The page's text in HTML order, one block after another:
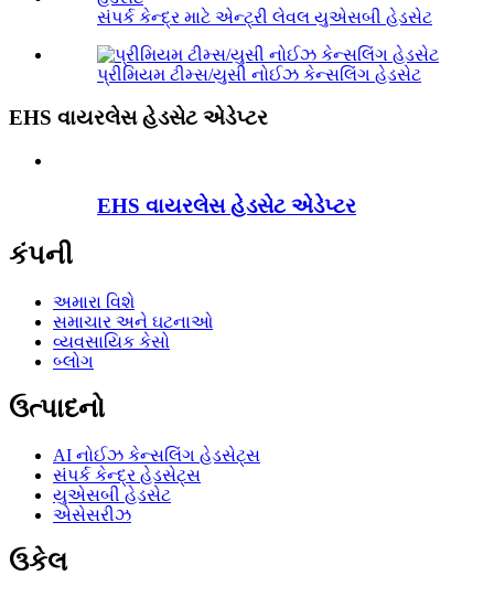
સંપર્ક કેન્દ્ર માટે એન્ટ્રી લેવલ યુએસબી હેડસેટ
પ્રીમિયમ ટીમ્સ/યુસી નોઈઝ કેન્સલિંગ હેડસેટ
EHS વાયરલેસ હેડસેટ એડેપ્ટર
EHS વાયરલેસ હેડસેટ એડેપ્ટર
કંપની
અમારા વિશે
સમાચાર અને ઘટનાઓ
વ્યવસાયિક કેસો
બ્લોગ
ઉત્પાદનો
AI નોઈઝ કેન્સલિંગ હેડસેટ્સ
સંપર્ક કેન્દ્ર હેડસેટ્સ
યુએસબી હેડસેટ
એસેસરીઝ
ઉકેલ